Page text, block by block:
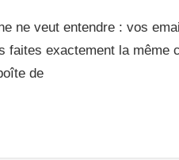
ne veut entendre : vos
exactement la même
de